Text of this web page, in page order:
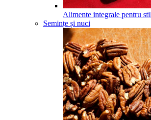
Alimente integrale pentru
Semințe și nuci